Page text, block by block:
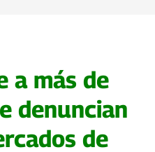
a más de
denuncian
de